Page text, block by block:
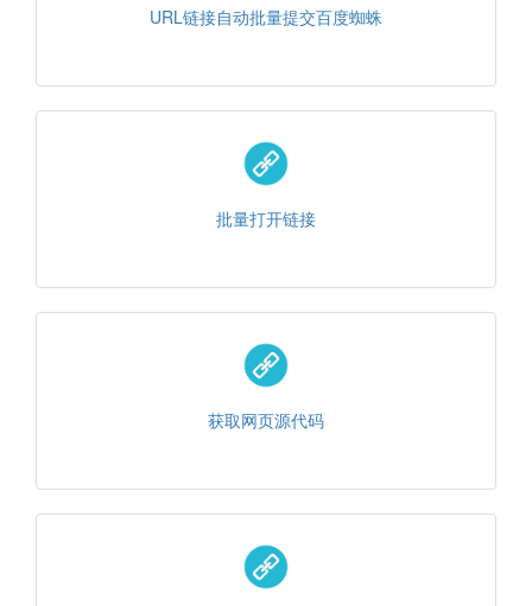
URL链接自动批量提交百度蜘蛛
批量打开链接
获取网页源代码